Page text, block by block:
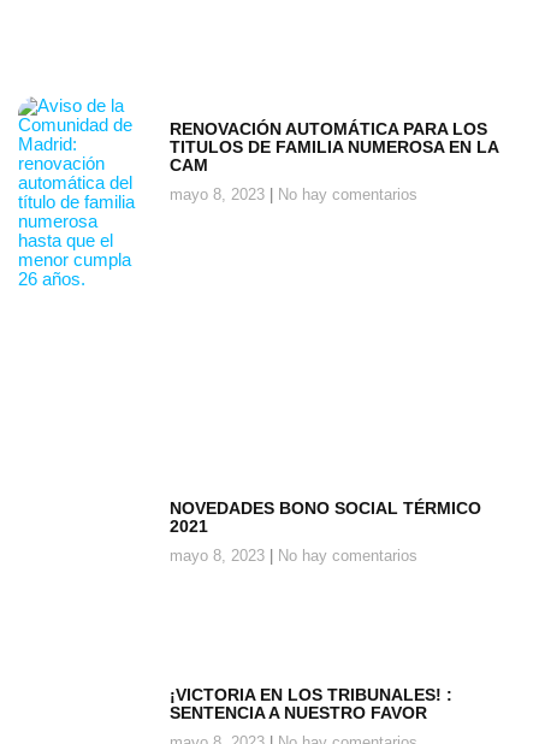
RENOVACIÓN AUTOMÁTICA PARA LOS
TITULOS DE FAMILIA NUMEROSA EN LA
CAM
mayo 8, 2023 No hay comentarios
NOVEDADES BONO SOCIAL TÉRMICO
2021
mayo 8, 2023 No hay comentarios
¡VICTORIA EN LOS TRIBUNALES! :
SENTENCIA A NUESTRO FAVOR